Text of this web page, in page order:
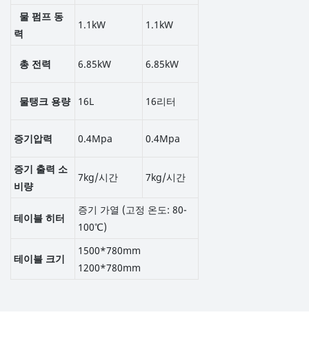
물 펌프 동
력
1.1kW 1.1kW
총 전력 6.85kW 6.85kW
물탱크 용량 16L 16리터
증기압력 0.4Mpa 0.4Mpa
증기 출력 소
비량
7kg/시간 7kg/시간
테이블 히터
증기 가열 (고정 온도: 80-
100℃)
테이블 크기
1500*780mm
1200*780mm